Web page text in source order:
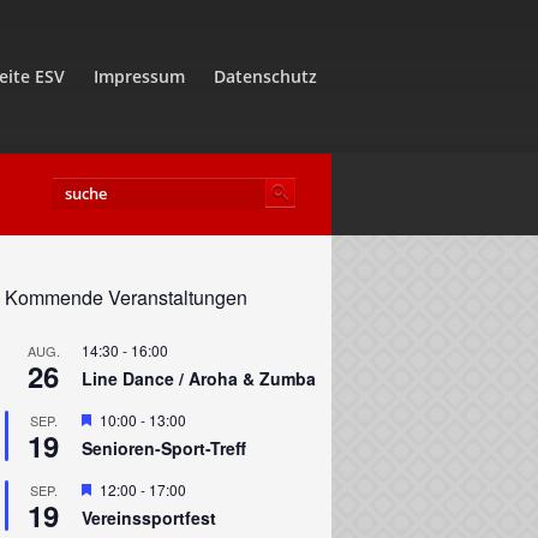
ESV Impressum Datenschutz
Kommende Veranstaltungen
AUG.
26
14:30 - 16:00
Line Dance / Aroha & Zumba
SEP.
19
Hervorgehoben
10:00 - 13:00
Senioren-Sport-Treff
SEP.
19
Hervorgehoben
12:00 - 17:00
Vereinssportfest